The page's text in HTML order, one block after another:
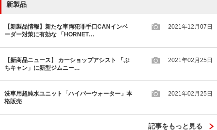
新製品
【新製品情報】新たな車両犯罪手口CANインベ
ーダー対策に有効な 「HORNET…
2021年12月07日
【新商品ニュース】 カーショップアシスト 「ぷ
ちキャン」に新型ジムニー…
2021年02月25日
洗車用超純水ユニット「ハイパーウォーター」本
格販売
2021年02月25日
記事をもっと見る